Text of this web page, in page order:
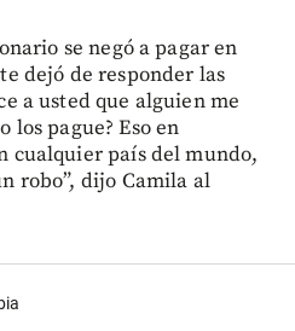
se negó a pagar en
dejó de responder las
a usted que alguien me
los pague? Eso en
cualquier país del mundo,
robo”, dijo Camila al